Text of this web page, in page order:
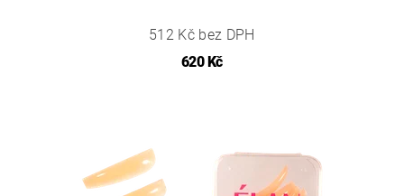
512 Kč bez DPH
620 Kč